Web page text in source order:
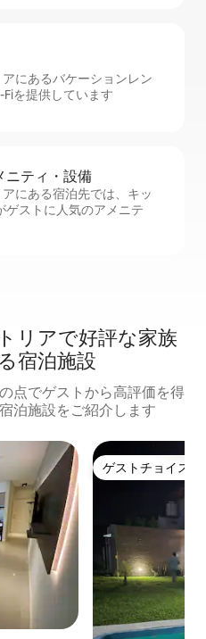
にあるバケーションレン
を提供しています
ニ⁠テ⁠ィ・設⁠備
にある宿泊先では、キッ
ゲストに人気のアメニテ
リアで好評な家族
宿泊施設
点でゲストから高評価を得
泊施設をご紹介します
ゲストチョイス
ゲストチョイス